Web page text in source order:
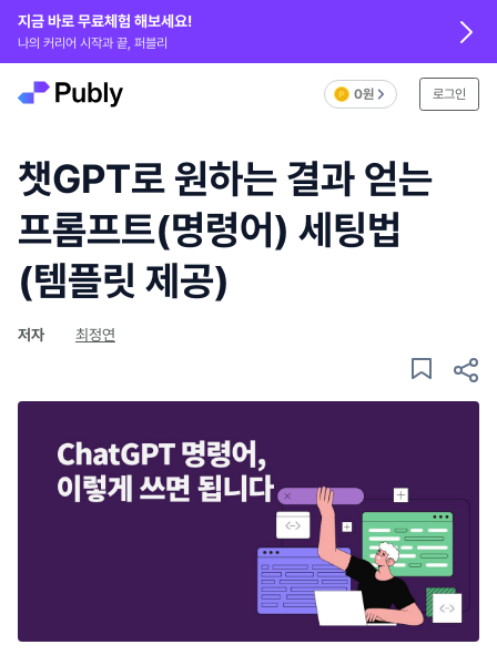
지금 바로 무료체험 해보세요!
나의 커리어 시작과 끝, 퍼블리
0원 로그인
챗GPT로 원하는 결과 얻는
프롬프트(명령어) 세팅법
(템플릿 제공)
저자 최정연